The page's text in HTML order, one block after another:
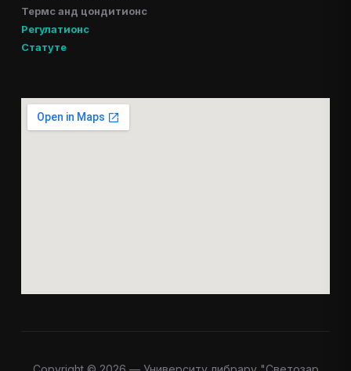
Термс анд цондитионс
Регулатионс
Статуте